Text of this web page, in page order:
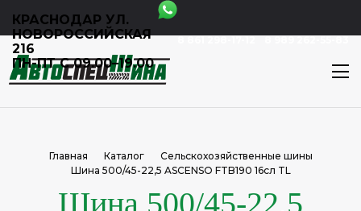
КРАСНОДАР УЛ.
НОВОРОССИЙСКАЯ
216
ПН-ПТ С 09.00–19.00
8 861 298-17-12 8 989 262-55-83
Главная Каталог
Сельскохозяйственные шины
Шина 500/45-22,5 ASCENSO FTB190 16сл TL
Шина 500/45-22,5